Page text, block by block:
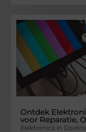
Ontdek
voor Reparatie,
Elektronica in